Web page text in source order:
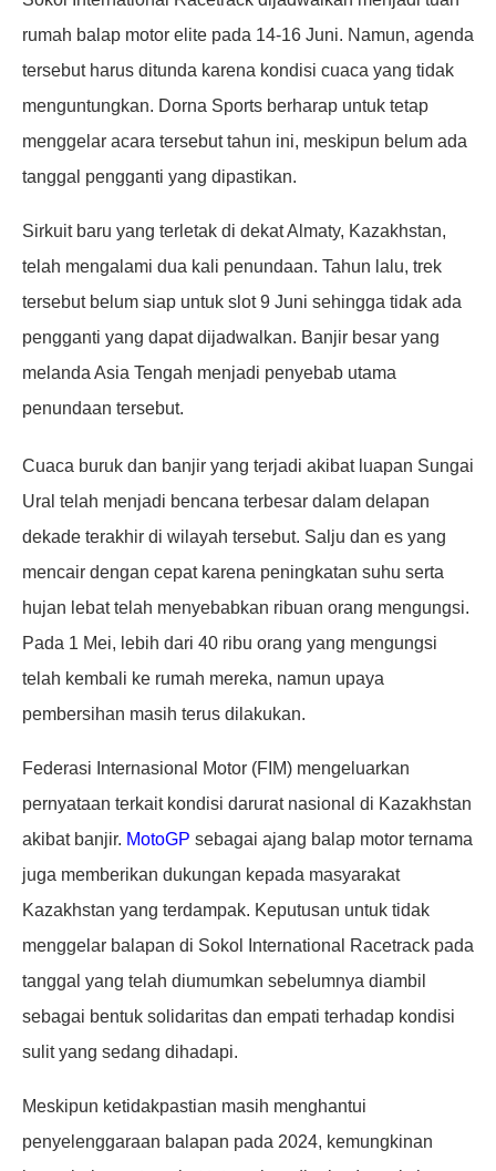
rumah balap motor elite pada 14-16 Juni. Namun, agenda
tersebut harus ditunda karena kondisi cuaca yang tidak
menguntungkan. Dorna Sports berharap untuk tetap
menggelar acara tersebut tahun ini, meskipun belum ada
tanggal pengganti yang dipastikan.
Sirkuit baru yang terletak di dekat Almaty, Kazakhstan,
telah mengalami dua kali penundaan. Tahun lalu, trek
tersebut belum siap untuk slot 9 Juni sehingga tidak ada
pengganti yang dapat dijadwalkan. Banjir besar yang
melanda Asia Tengah menjadi penyebab utama
penundaan tersebut.
Cuaca buruk dan banjir yang terjadi akibat luapan Sungai
Ural telah menjadi bencana terbesar dalam delapan
dekade terakhir di wilayah tersebut. Salju dan es yang
mencair dengan cepat karena peningkatan suhu serta
hujan lebat telah menyebabkan ribuan orang mengungsi.
Pada 1 Mei, lebih dari 40 ribu orang yang mengungsi
telah kembali ke rumah mereka, namun upaya
pembersihan masih terus dilakukan.
Federasi Internasional Motor (FIM) mengeluarkan
pernyataan terkait kondisi darurat nasional di Kazakhstan
akibat banjir. MotoGP sebagai ajang balap motor ternama
juga memberikan dukungan kepada masyarakat
Kazakhstan yang terdampak. Keputusan untuk tidak
menggelar balapan di Sokol International Racetrack pada
tanggal yang telah diumumkan sebelumnya diambil
sebagai bentuk solidaritas dan empati terhadap kondisi
sulit yang sedang dihadapi.
Meskipun ketidakpastian masih menghantui
penyelenggaraan balapan pada 2024, kemungkinan